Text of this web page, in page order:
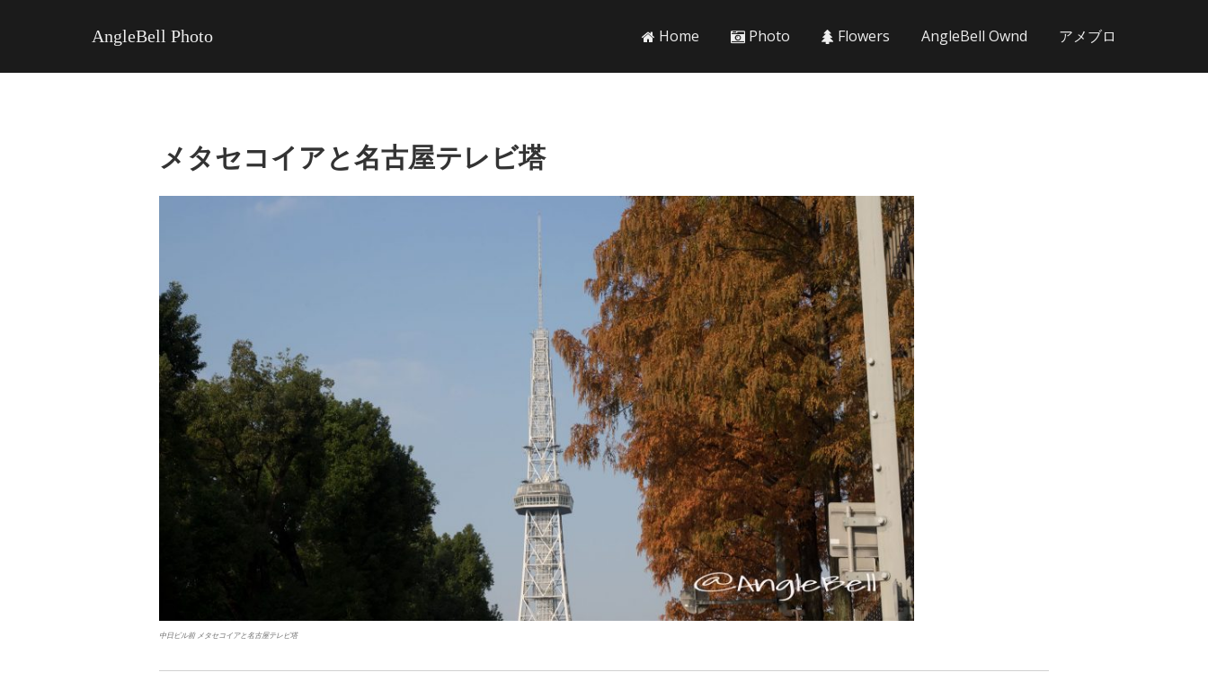
AngleBell Photo Home Photo Flowers AngleBell Ownd アメブロ
メタセコイアと名古屋テレビ塔
中日ビル前 メタセコイアと名古屋テレビ塔